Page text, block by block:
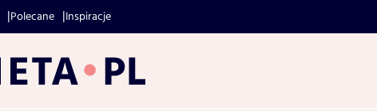
Polecane Inspiracje